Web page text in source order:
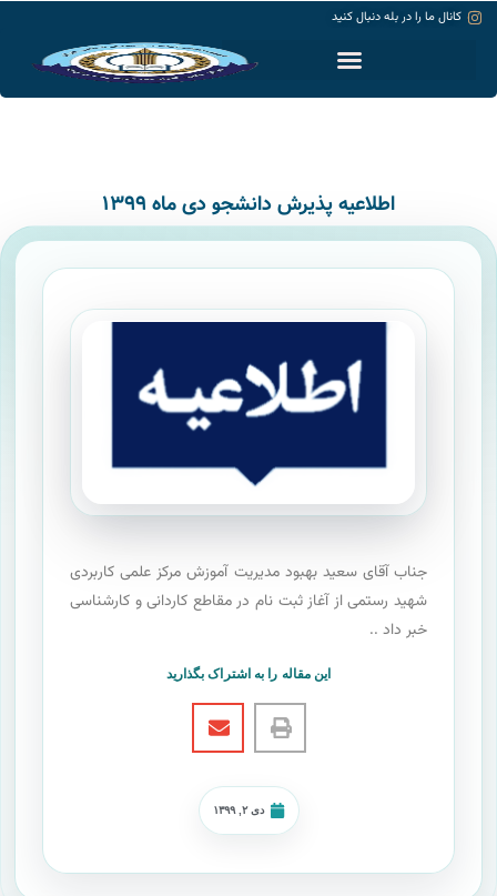
کانال ما را در بله دنبال کنید
اطلاعیه پذیرش دانشجو دی ماه ۱۳۹۹
جناب آقای سعید بهبود مدیریت آموزش مرکز علمی کاربردی
شهید رستمی از آغاز ثبت نام در مقاطع کاردانی و کارشناسی
خبر داد ..
این مقاله را به اشتراک بگذارید
دی ۲, ۱۳۹۹